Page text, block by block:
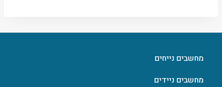
מחשבים נייחים
מחשבים ניידים